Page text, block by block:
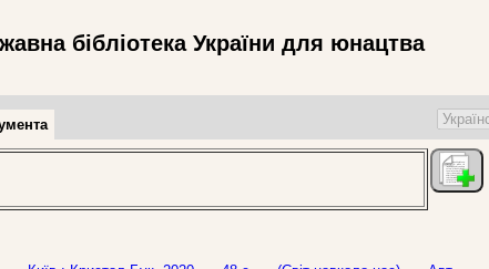
бібліотека України для юнацтва